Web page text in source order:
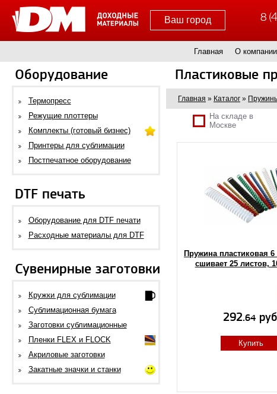
Ваш город 8
Главная О компании
Оборудование
Термопресс
Режущие плоттеры
Комплекты (готовый бизнес)
Принтеры для сублимации
Постпечатное оборудование
DTF печать
Оборудование для DTF печати
Расходные материалы для DTF
Сувенирные заготовки
Кружки для сублимации
Сублимационная бумага
Заготовки сублимационные
Пленки FLEX и FLOCK
Акриловые заготовки
Закатные значки и станки
Пластиковые
Главная » Каталог »
На складе в
Москве
Пружина пластиковая
сшивает 25 листов,
292.64
Купить